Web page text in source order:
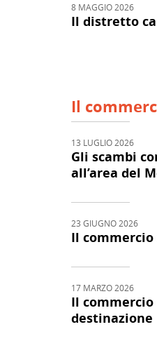
8 MAGGIO 2026
Il distretto
Il
13 LUGLIO 2026
Gli scambi
all’area del
23 GIUGNO 2026
Il commercio
17 MARZO 2026
Il commercio
destinazione